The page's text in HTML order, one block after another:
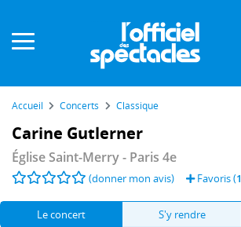
Accueil Concerts Classique
Carine Gutlerner
Église Saint-Merry- Paris 4e
(donner mon avis) Favoris (1
Le concert S'y rendre